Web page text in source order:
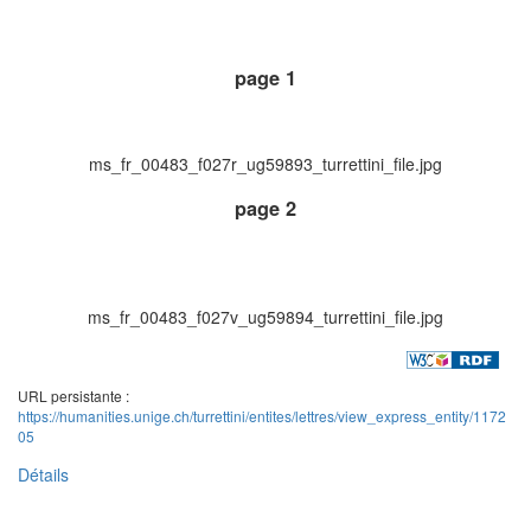
page 1
ms_fr_00483_f027r_ug59893_turrettini_file.jpg
page 2
ms_fr_00483_f027v_ug59894_turrettini_file.jpg
URL persistante :
https://humanities.unige.ch/turrettini/entites/lettres/view_express_entity/1172
05
Détails